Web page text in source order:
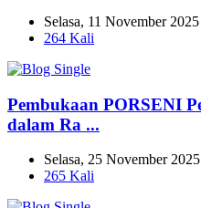
Selasa, 11 November 2025
264 Kali
Pembukaan PORSENI
dalam Ra ...
Selasa, 25 November 2025
265 Kali